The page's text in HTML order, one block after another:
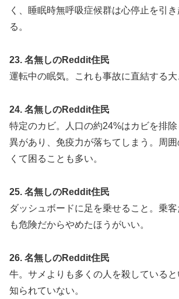
く、睡眠時無呼吸症候群は心停止を引
る。
23. 名無しのReddit住民
運転中の眠気。これも事故に直結する大
24. 名無しのReddit住民
特定のカビ。人口の約24%はカビを排
異があり、免疫力が落ちてしまう。周囲
くて困ることも多い。
25. 名無しのReddit住民
ダッシュボードに足を乗せること。乗
も危険だからやめたほうがいい。
26. 名無しのReddit住民
牛。サメよりも多くの人を殺していると
知られていない。